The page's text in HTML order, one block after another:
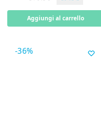
Aggiungi al carrello
-36%